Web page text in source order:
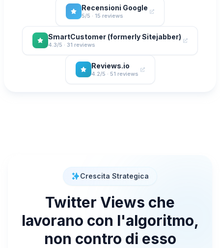
Recensioni Google
5/5 · 15 reviews
SmartCustomer (formerly Sitejabber)
4.3/5 · 31 reviews
Reviews.io
4.2/5 · 51 reviews
Crescita Strategica
Twitter Views che
lavorano con l'algoritmo,
non contro di esso